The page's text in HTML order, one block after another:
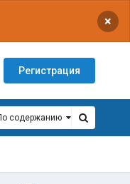
×
Регистрация
содержанию